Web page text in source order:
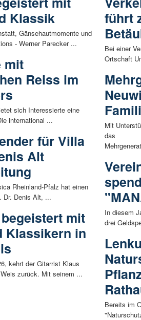
Klassik
Gänsehautmomente und
- Werner Parecker ...
mit
Reiss im
sich Interessierte eine
international ...
für Villa
Alt
Rheinland-Pfalz hat einen
Dr. Denis Alt, ...
mit
Klassikern in
kehrt der Gitarrist Klaus
zurück. Mit seinem ...
führt
Bei einer
Ortschaft
Mit
das
In diesem
drei
Bereits im